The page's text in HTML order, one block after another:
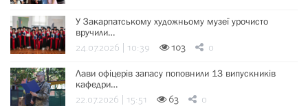
У Закарпатському художньому музеї урочисто
вручили…
24.07.2026 | 10:39 103 0
Лави офіцерів запасу поповнили 13 випускників
кафедри…
22.07.2026 | 15:51 63 0